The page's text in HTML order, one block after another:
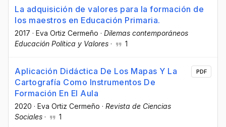
La adquisición de valores para la formación de
los maestros en Educación Primaria.
2017 · Eva Ortiz Cermeño · Dilemas contemporáneos
Educación Política y Valores · 1
Aplicación Didáctica De Los Mapas Y La
Cartografía Como Instrumentos De
Formación En El Aula
2020 · Eva Ortiz Cermeño · Revista de Ciencias
Sociales · 1
PDF